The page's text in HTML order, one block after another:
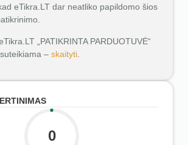
eTikra.LT dar neatliko papildomo šios
„PATIKRINTA PARDUOTUVĖ“
– skaityti
0